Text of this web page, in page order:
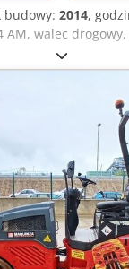
budowy: 2014,
AM, walec
zaledwie
Asphalt
cięcia asfaltu po
cylinder, dobry
Na życzenie
Pan Mihm
można znaleźć
sobie prawo
Djdszpdh
= Więcej informacji
informacji